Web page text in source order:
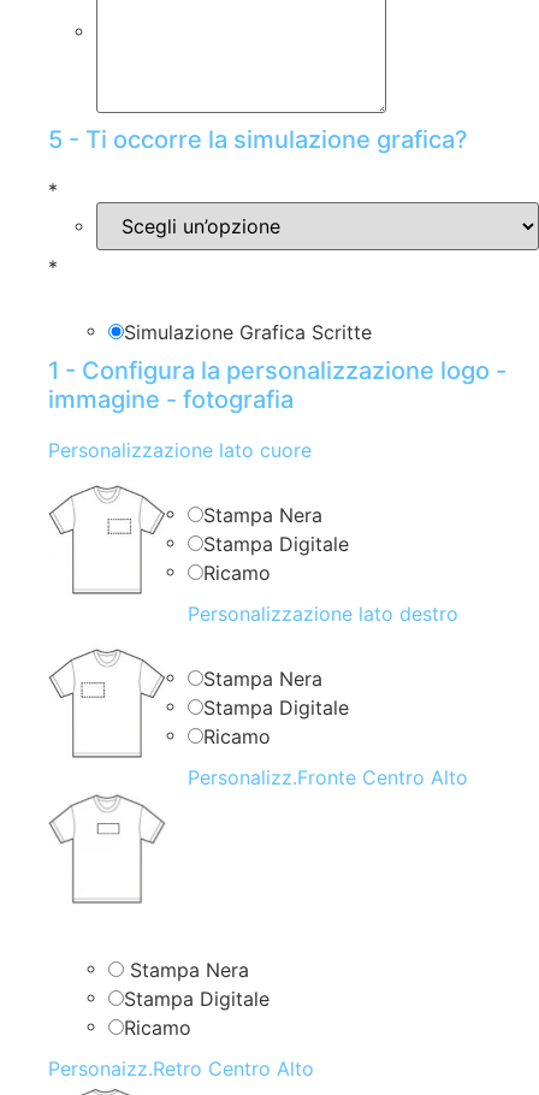
5 - Ti occorre la simulazione grafica?
*
*
Simulazione Grafica Scritte
1 - Configura la personalizzazione logo -
immagine - fotografia
Personalizzazione lato cuore
Stampa Nera
Stampa Digitale
Ricamo
Personalizzazione lato destro
Stampa Nera
Stampa Digitale
Ricamo
Personalizz.Fronte Centro Alto
Stampa Nera
Stampa Digitale
Ricamo
Personaizz.Retro Centro Alto